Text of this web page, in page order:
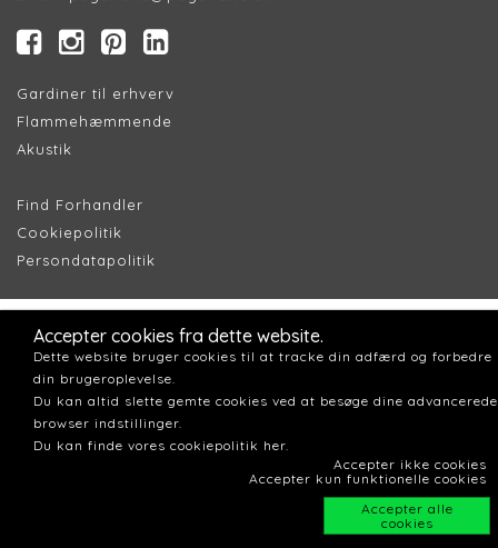
Gardiner til erhverv
Flammehæmmende
Akustik
Find Forhandler
Cookiepolitik
Persondatapolitik
Accepter cookies fra dette website.
Dette website bruger cookies til at tracke din adfærd og forbedre
din brugeroplevelse.
Du kan altid slette gemte cookies ved at besøge dine advancerede
browser indstillinger.
Du kan finde vores cookiepolitik her.
Accepter ikke cookies
Accepter kun funktionelle cookies
Accepter alle
cookies